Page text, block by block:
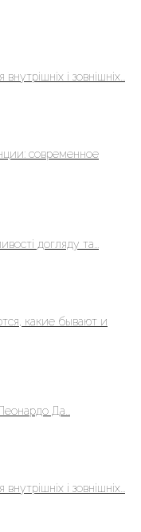
і зовнішніх...
современное
догляду та...
какие бывают и
Да...
і зовнішніх...